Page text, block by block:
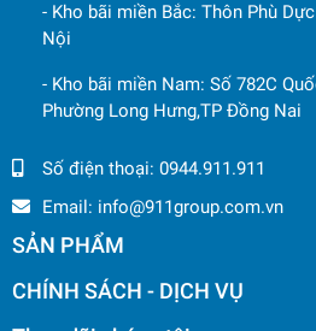
- Kho bãi miền Bắc: Thôn Phù
Nội
- Kho bãi miền Nam: Số 782C
Phường Long Hưng,TP Đồng Nai
Số điện thoại: 0944.911.911
Email: info@911group.com.vn
SẢN PHẨM
CHÍNH SÁCH - DỊCH VỤ